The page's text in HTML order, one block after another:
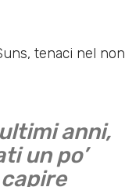
tenaci nel non
anni,
un po’